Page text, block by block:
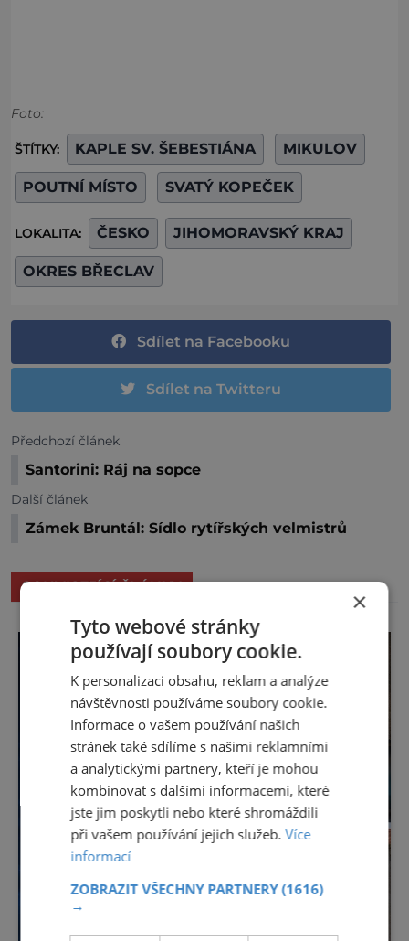
Foto:
ŠTÍTKY: KAPLE SV. ŠEBESTIÁNA MIKULOV
POUTNÍ MÍSTO SVATÝ KOPEČEK
LOKALITA: ČESKO JIHOMORAVSKÝ KRAJ
OKRES BŘECLAV
Sdílet na Facebooku
Sdílet na Twitteru
Předchozí článek
Santorini: Ráj na sopce
Další článek
Zámek Bruntál: Sídlo rytířských velmistrů
SOUVISEJÍCÍ ČLÁNKY
×
Tyto webové stránky
používají soubory cookie.
K personalizaci obsahu, reklam a analýze
návštěvnosti používáme soubory cookie.
Informace o vašem používání našich
stránek také sdílíme s našimi reklamními
a analytickými partnery, kteří je mohou
kombinovat s dalšími informacemi, které
jste jim poskytli nebo které shromáždili
při vašem používání jejich služeb.Více
informací
ZOBRAZIT VŠECHNY PARTNERY(1616)
→